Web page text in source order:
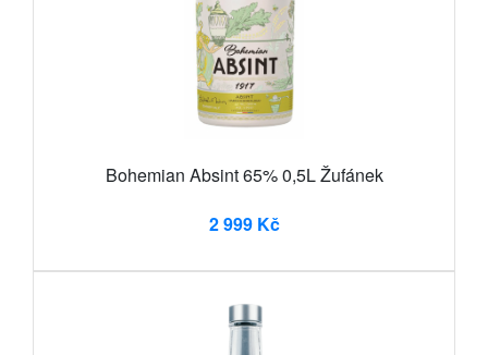
Bohemian Absint 65% 0,5L Žufánek
2 999 Kč